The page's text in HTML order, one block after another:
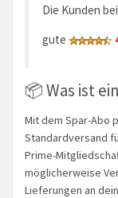
Die Kunden
gute
📦 Was ist
Mit dem Spar-Abo
Standardversand
Prime-
möglicherweise
Lieferungen an